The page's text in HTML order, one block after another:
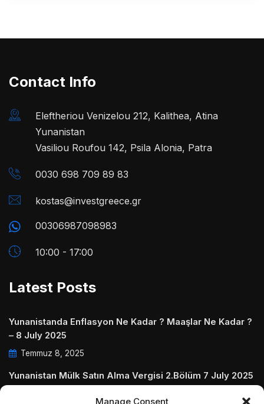
Manage Consent
Contact Info
Eleftheriou Venizelou 212, Kalithea, Atina
Yunanistan
Vasiliou Roufou 142, Psila Alonia, Patra
0030 698 709 89 83
kostas@investgreece.gr
00306987098983
10:00 - 17:00
Latest Posts
Yunanistanda Enflasyon Ne Kadar ? Maaşlar Ne Kadar ?
– 8 July 2025
Temmuz 8, 2025
Yunanistan Mülk Satın Alma Vergisi 2.Bölüm 7 July 2025